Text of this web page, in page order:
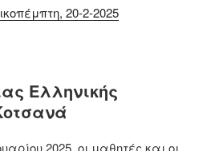
20-2-2025
Ελληνικής
2025, οι μαθητές και οι